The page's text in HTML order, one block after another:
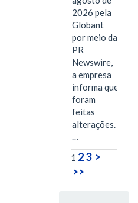
2026 pela
Globant
por meio da
PR
Newswire,
a empresa
informa que
foram
feitas
alterações.
…
1 23 >
>>